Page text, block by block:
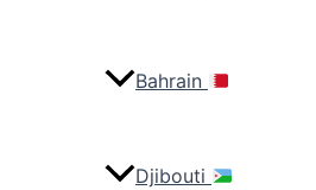
Bahrain
Djibouti